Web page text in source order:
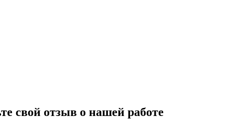
свой отзыв о нашей работе